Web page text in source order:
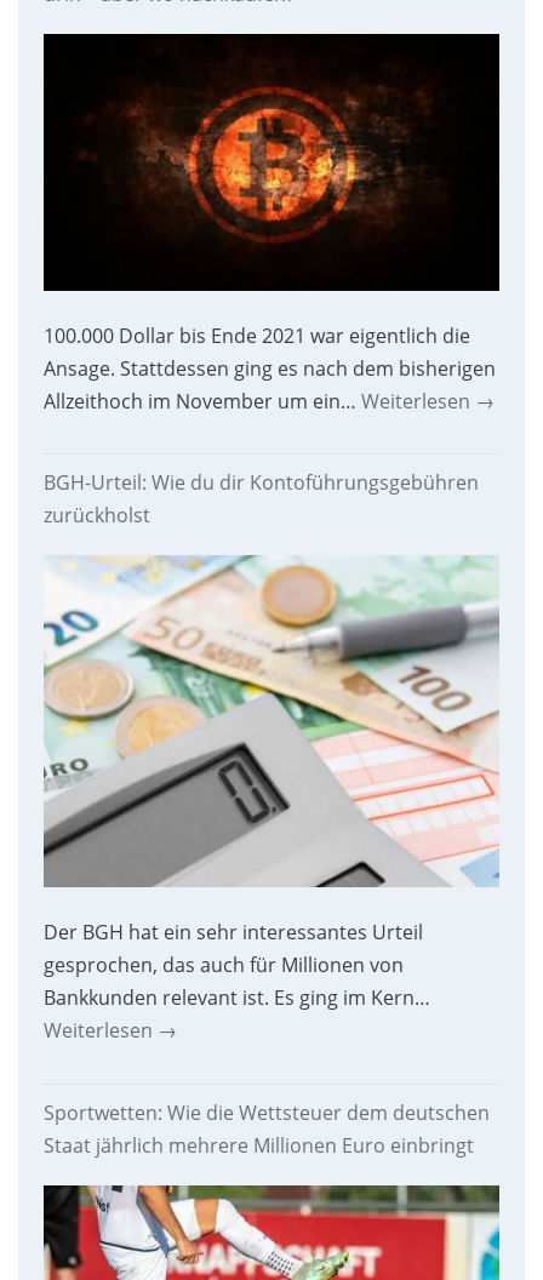
100.000 Dollar bis Ende 2021 war eigentlich die
Ansage. Stattdessen ging es nach dem bisherigen
Allzeithoch im November um ein… Weiterlesen →
BGH-Urteil: Wie du dir Kontoführungsgebühren
zurückholst
Der BGH hat ein sehr interessantes Urteil
gesprochen, das auch für Millionen von
Bankkunden relevant ist. Es ging im Kern…
Weiterlesen →
Sportwetten: Wie die Wettsteuer dem deutschen
Staat jährlich mehrere Millionen Euro einbringt